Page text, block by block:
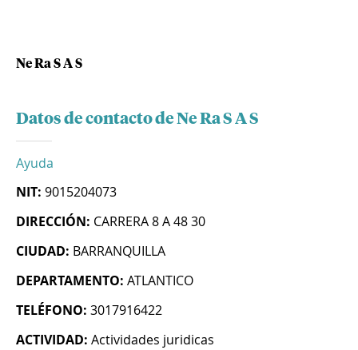
Ne Ra S A S
Datos de contacto de Ne Ra S A S
Ayuda
NIT: 9015204073
DIRECCIÓN: CARRERA 8 A 48 30
CIUDAD: BARRANQUILLA
DEPARTAMENTO: ATLANTICO
TELÉFONO: 3017916422
ACTIVIDAD: Actividades juridicas